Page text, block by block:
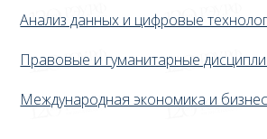
Правовые и гуманитарные
Международная экономика и